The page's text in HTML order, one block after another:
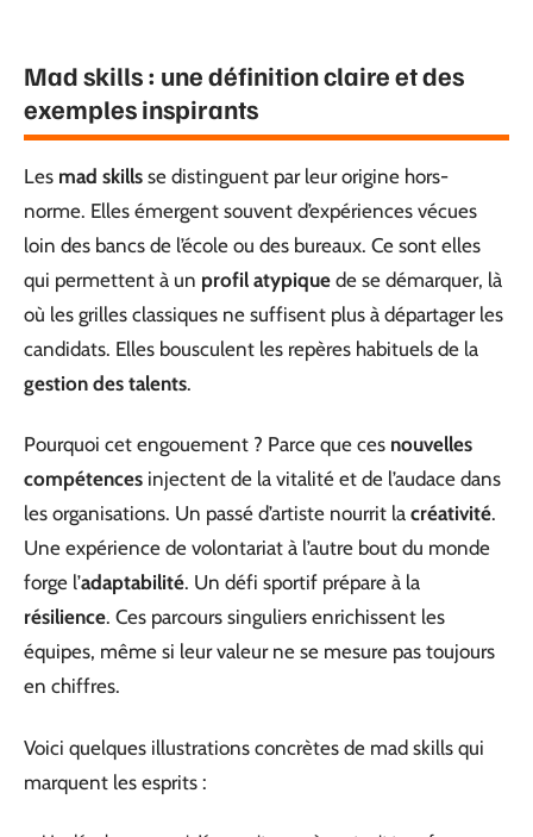
Mad skills : une définition claire et des
exemples inspirants
Les mad skills se distinguent par leur origine hors-
norme. Elles émergent souvent d’expériences vécues
loin des bancs de l’école ou des bureaux. Ce sont elles
qui permettent à un profil atypique de se démarquer, là
où les grilles classiques ne suffisent plus à départager les
candidats. Elles bousculent les repères habituels de la
gestion des talents.
Pourquoi cet engouement ? Parce que ces nouvelles
compétences injectent de la vitalité et de l’audace dans
les organisations. Un passé d’artiste nourrit la créativité.
Une expérience de volontariat à l’autre bout du monde
forge l’adaptabilité. Un défi sportif prépare à la
résilience. Ces parcours singuliers enrichissent les
équipes, même si leur valeur ne se mesure pas toujours
en chiffres.
Voici quelques illustrations concrètes de mad skills qui
marquent les esprits :